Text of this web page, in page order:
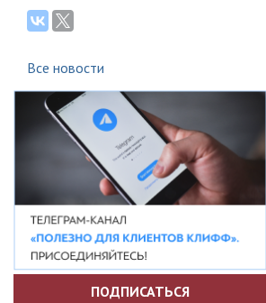
Все новости
ПОДПИСАТЬСЯ